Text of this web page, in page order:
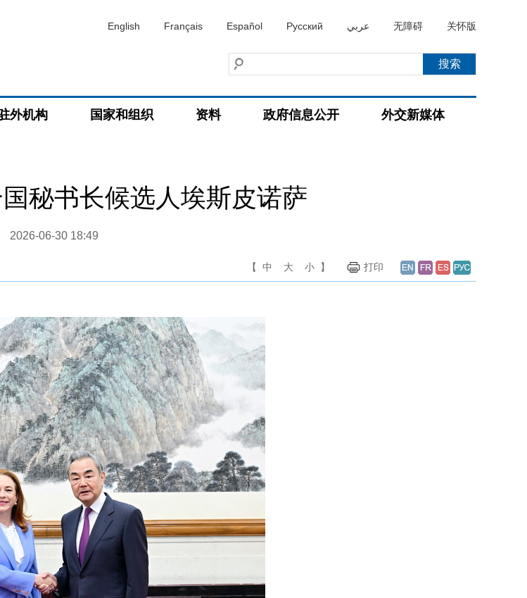
English Français Español Русский عربي 无障碍 关怀版
外机构 国家和组织 资料 政府信息公开 外交新媒体
秘书长候选人埃斯皮诺萨
2026-06-30 18:49
【 中 大 小 】 打印